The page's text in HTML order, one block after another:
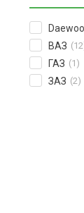
Daewoo
ВАЗ
ГАЗ (1)
ЗАЗ (2)